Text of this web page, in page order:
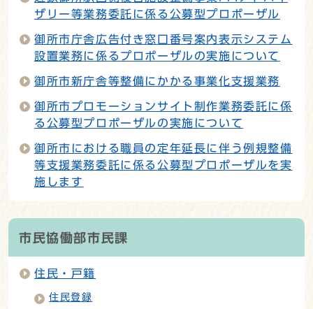
ザリー等業務委託に係る公募型プロポーザル
御所市庁舎広告付き窓口番号案内表示システム
設置業務に係るプロポーザルの実施について
御所市新庁舎等整備にかかる事業化支援業務
御所市プロモーションサイト制作業務委託に係
る公募型プロポーザルの実施について
御所市における職員の定年延長に伴う例規整備
等支援業務委託に係る公募型プロポーザルを実
施します
市民協働部市民課
住民・戸籍
住民登録